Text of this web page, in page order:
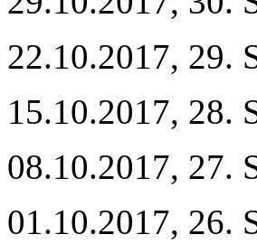
22.10.2017, 29.
15.10.2017, 28.
08.10.2017, 27.
01.10.2017, 26.